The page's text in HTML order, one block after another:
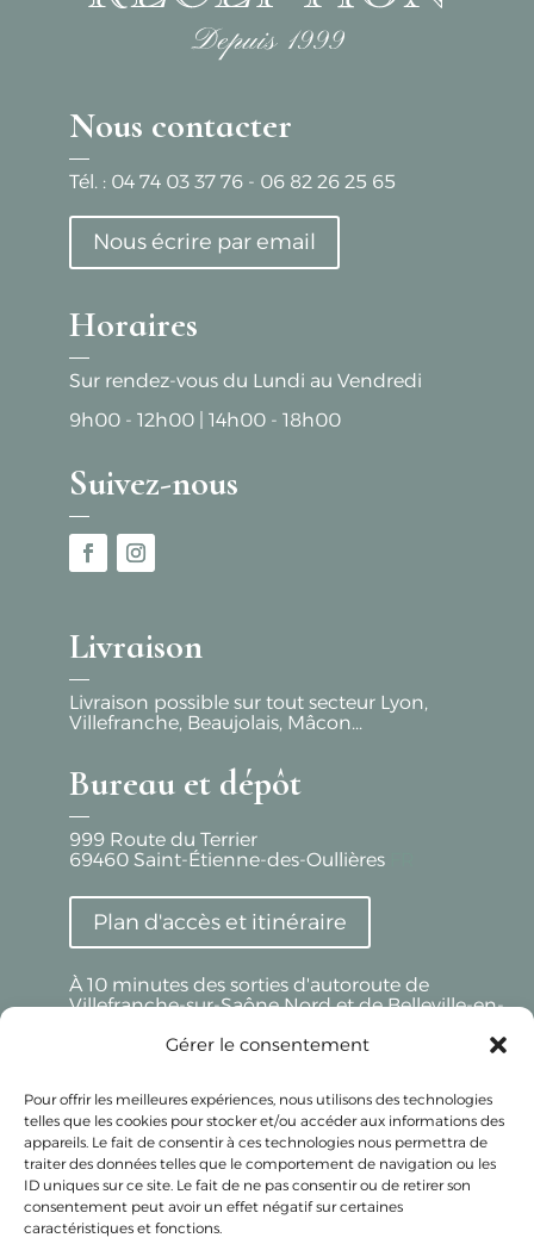
Gérer le consentement
Pour offrir les meilleures expériences, nous utilisons des technologies
telles que les cookies pour stocker et/ou accéder aux informations des
appareils. Le fait de consentir à ces technologies nous permettra de
traiter des données telles que le comportement de navigation ou les
ID uniques sur ce site. Le fait de ne pas consentir ou de retirer son
consentement peut avoir un effet négatif sur certaines
caractéristiques et fonctions.
Nous contacter
Tél. : 04 74 03 37 76 - 06 82 26 25 65
Nous écrire par email
Horaires
Sur rendez-vous du Lundi au Vendredi
9h00 - 12h00
|14h00 - 18h00
Suivez-nous
Livraison
Livraison possible sur tout secteur Lyon,
Villefranche, Beaujolais, Mâcon...
Bureau et dépôt
999 Route du Terrier
69460 Saint-Étienne-des-Oullières
Plan d'accès et itinéraire
À 10 minutes des sorties d'autoroute de
Villefranche-sur-Saône Nord et de Belleville-en-
Uniquement sur Rendez-Vous
32 Av. de Lanessan
69410Champagne-au-Mont-d'Or
FR